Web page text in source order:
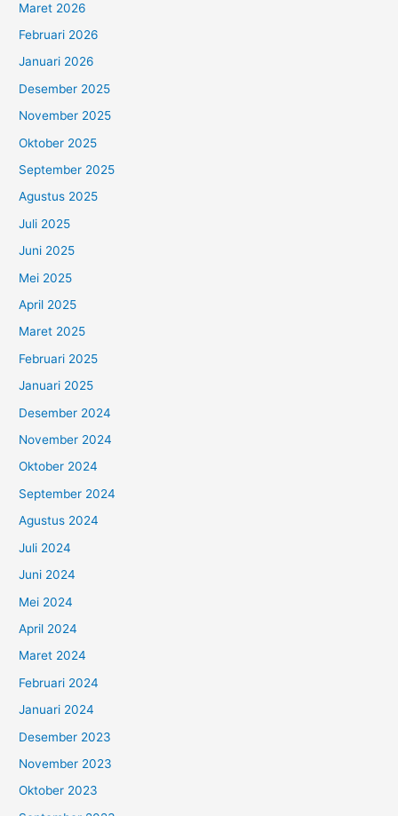
Maret 2026
Februari 2026
Januari 2026
Desember 2025
November 2025
Oktober 2025
September 2025
Agustus 2025
Juli 2025
Juni 2025
Mei 2025
April 2025
Maret 2025
Februari 2025
Januari 2025
Desember 2024
November 2024
Oktober 2024
September 2024
Agustus 2024
Juli 2024
Juni 2024
Mei 2024
April 2024
Maret 2024
Februari 2024
Januari 2024
Desember 2023
November 2023
Oktober 2023